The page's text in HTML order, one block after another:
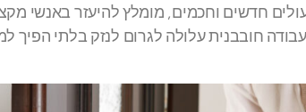
חדשים וחכמים, מומלץ להיעזר באנשי
עבודה חובבנית עלולה לגרום לנזק בלתי